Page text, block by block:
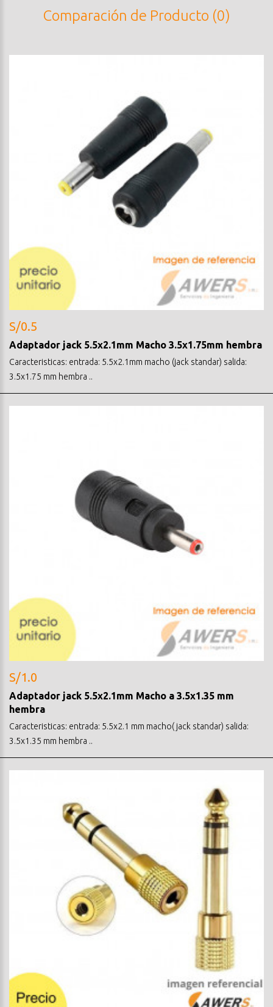
Comparación de Producto (0)
S/0.5
Adaptador jack 5.5x2.1mm Macho 3.5x1.75mm hembra
Caracteristicas: entrada: 5.5x2.1mm macho (jack standar) salida:
3.5x1.75 mm hembra ..
S/1.0
Adaptador jack 5.5x2.1mm Macho a 3.5x1.35 mm
hembra
Caracteristicas: entrada: 5.5x2.1 mm macho( jack standar) salida:
3.5x1.35 mm hembra ..